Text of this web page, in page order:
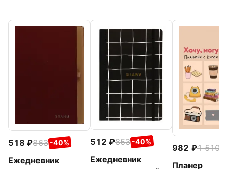
518 863 -40%
Ежедневник
512 853 -40%
Ежедневник
982 1 510
Планер